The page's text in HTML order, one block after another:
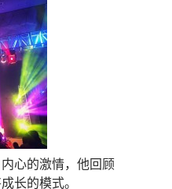
心的激情，他回顾
长的模式。